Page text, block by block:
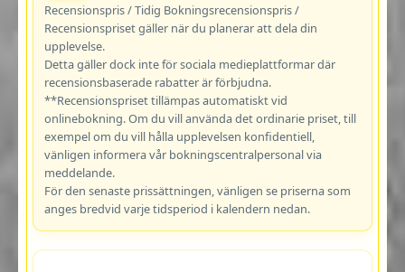
Recensionspris / Tidig Bokningsrecensionspris /
Recensionspriset gäller när du planerar att dela din
upplevelse.
Detta gäller dock inte för sociala medieplattformar där
recensionsbaserade rabatter är förbjudna.
**Recensionspriset tillämpas automatiskt vid
onlinebokning. Om du vill använda det ordinarie priset, till
exempel om du vill hålla upplevelsen konfidentiell,
vänligen informera vår bokningscentralpersonal via
meddelande.
För den senaste prissättningen, vänligen se priserna som
anges bredvid varje tidsperiod i kalendern nedan.